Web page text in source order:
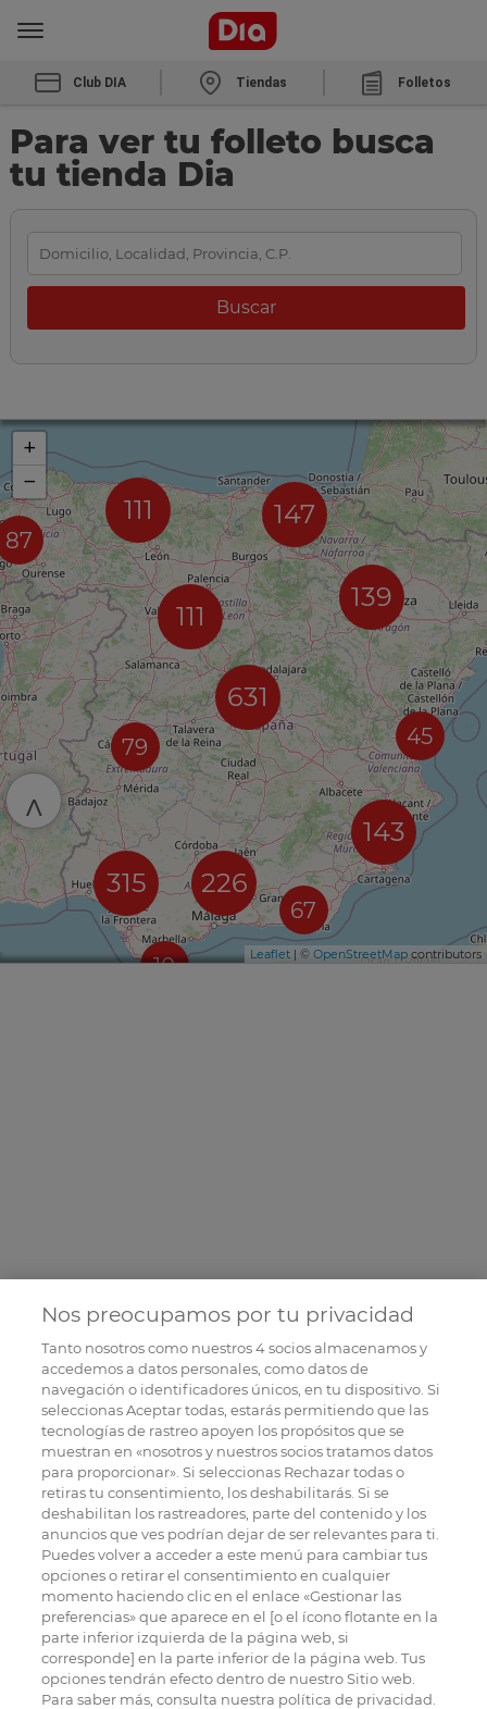
Club DIA Tiendas Folletos
Para ver tu folleto busca
tu tienda Dia
87
111 147
111
79
631
10
226
315
139
67
45
143
+
−
Leaflet | © OpenStreetMap contributors
^
Nos preocupamos por tu privacidad
Tanto nosotros como nuestros4socios almacenamos y
accedemos a datos personales, como datos de
navegación o identificadores únicos, en tu dispositivo. Si
seleccionas Aceptar todas, estarás permitiendo que las
tecnologías de rastreo apoyen los propósitos que se
muestran en «nosotros y nuestros socios tratamos datos
para proporcionar». Si seleccionas Rechazar todas o
retiras tu consentimiento, los deshabilitarás. Si se
deshabilitan los rastreadores, parte del contenido y los
anuncios que ves podrían dejar de ser relevantes para ti.
Puedes volver a acceder a este menú para cambiar tus
opciones o retirar el consentimiento en cualquier
momento haciendo clic en el enlace «Gestionar las
preferencias» que aparece en el [o el ícono flotante en la
parte inferior izquierda de la página web, si
corresponde] en la parte inferior de la página web. Tus
opciones tendrán efecto dentro de nuestro Sitio web.
Para saber más, consulta nuestra política de privacidad.